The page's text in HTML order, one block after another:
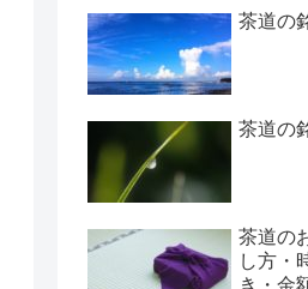
茶道の
茶道の
茶道の
し方・
き・金